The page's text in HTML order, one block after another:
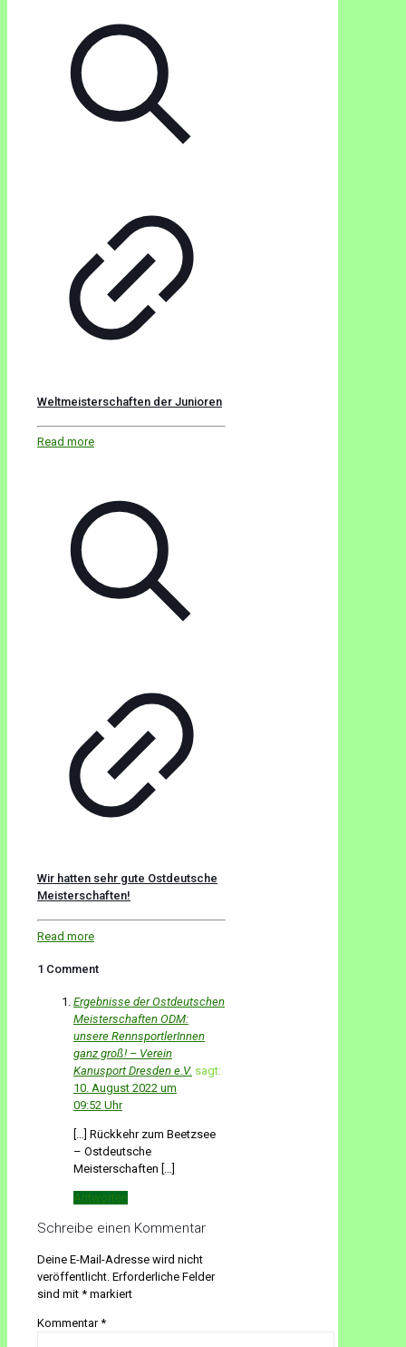
Weltmeisterschaften der Junioren
Read more
Wir hatten sehr gute Ostdeutsche
Meisterschaften!
Read more
1 Comment
Ergebnisse der Ostdeutschen
Meisterschaften ODM:
unsere RennsportlerInnen
ganz groß! – Verein
Kanusport Dresden e.V. sagt:
10. August 2022 um
09:52 Uhr
[…] Rückkehr zum Beetzsee
– Ostdeutsche
Meisterschaften […]
Antworten
Schreibe einen Kommentar
Deine E-Mail-Adresse wird nicht
veröffentlicht. Erforderliche Felder
sind mit * markiert
Kommentar*